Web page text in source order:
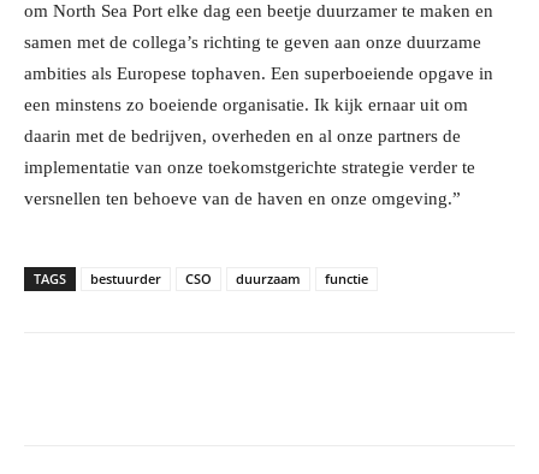
om North Sea Port elke dag een beetje duurzamer te maken en
samen met de collega’s richting te geven aan onze duurzame
ambities als Europese tophaven. Een superboeiende opgave in
een minstens zo boeiende organisatie. Ik kijk ernaar uit om
daarin met de bedrijven, overheden en al onze partners de
implementatie van onze toekomstgerichte strategie verder te
versnellen ten behoeve van de haven en onze omgeving.”
TAGS bestuurder CSO duurzaam functie